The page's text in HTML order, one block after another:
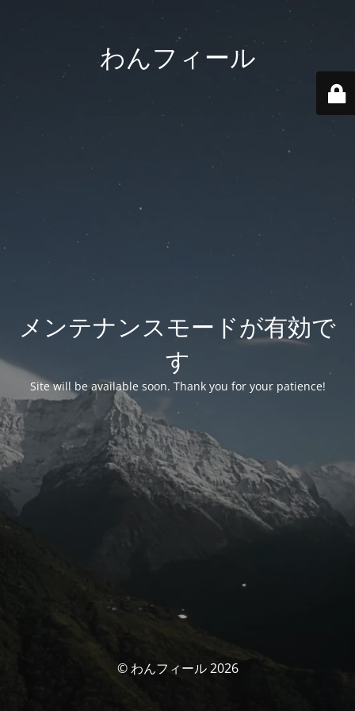
わんフィール
メンテナンスモードが有効で
す
Site will be available soon. Thank you for your patience!
© わんフィール 2026